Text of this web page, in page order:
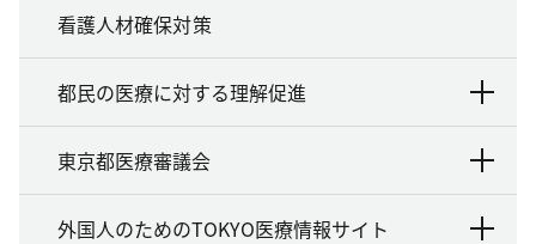
看護人材確保対策
都民の医療に対する理解促進
東京都医療審議会
外国人のためのTOKYO医療情報サイト